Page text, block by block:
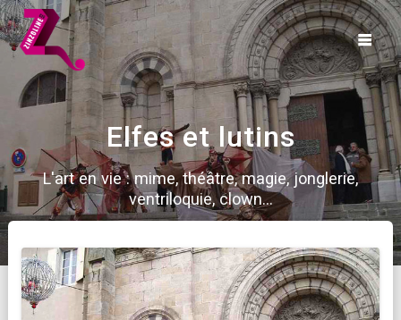
Skip
content
Elfes et lutins
L'art en vie : mime, théâtre, magie, jonglerie,
ventriloquie, clown...